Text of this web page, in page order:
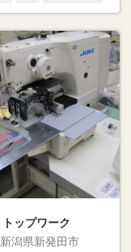
二次加工
トップワーク
新潟県新発田市